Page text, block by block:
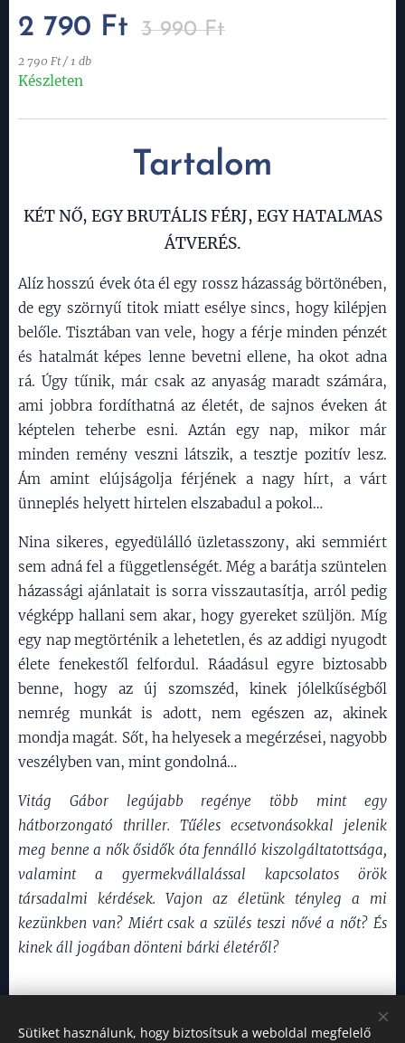
2 790 Ft 3 990Ft
2 790 Ft / 1 db
Készleten
Tartalom
KÉT NŐ, EGY BRUTÁLIS FÉRJ, EGY HATALMAS
ÁTVERÉS.
Alíz hosszú évek óta él egy rossz házasság börtönében,
de egy szörnyű titok miatt esélye sincs, hogy kilépjen
belőle. Tisztában van vele, hogy a férje minden pénzét
és hatalmát képes lenne bevetni ellene, ha okot adna
rá. Úgy tűnik, már csak az anyaság maradt számára,
ami jobbra fordíthatná az életét, de sajnos éveken át
képtelen teherbe esni. Aztán egy nap, mikor már
minden remény veszni látszik, a tesztje pozitív lesz.
Ám amint elújságolja férjének a nagy hírt, a várt
ünneplés helyett hirtelen elszabadul a pokol…
Nina sikeres, egyedülálló üzletasszony, aki semmiért
sem adná fel a függetlenségét. Még a barátja szüntelen
házassági ajánlatait is sorra visszautasítja, arról pedig
végképp hallani sem akar, hogy gyereket szüljön. Míg
egy nap megtörténik a lehetetlen, és az addigi nyugodt
élete fenekestől felfordul. Ráadásul egyre biztosabb
benne, hogy az új szomszéd, kinek jólelkűségből
nemrég munkát is adott, nem egészen az, akinek
mondja magát. Sőt, ha helyesek a megérzései, nagyobb
veszélyben van, mint gondolná…
Vitág Gábor legújabb regénye több mint egy
hátborzongató thriller. Tűéles ecsetvonásokkal jelenik
meg benne a nők ősidők óta fennálló kiszolgáltatottsága,
valamint a gyermekvállalással kapcsolatos örök
társadalmi kérdések. Vajon az életünk tényleg a mi
kezünkben van? Miért csak a szülés teszi nővé a nőt? És
kinek áll jogában dönteni bárki életéről?
Sütiket használunk, hogy biztosítsuk a weboldal megfelelő